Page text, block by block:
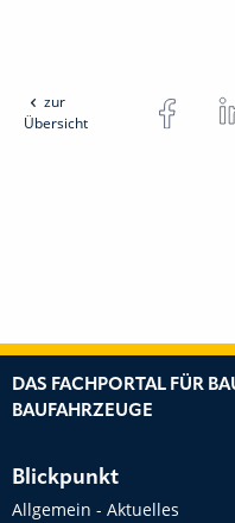
zur
Übersicht
DAS FACHPORTAL FÜR
BAUFAHRZEUGE
Blickpunkt
Allgemein - Aktuelles